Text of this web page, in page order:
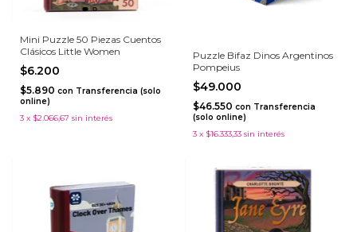
Mini Puzzle 50 Piezas Cuentos
Clásicos Little Women
$6.200
$5.890 con Transferencia (solo
online)
3 x $2.066,67 sin interés
Puzzle Bifaz Dinos Argentinos
Pompeius
$49.000
$46.550 con Transferencia
(solo online)
3 x $16.333,33 sin interés